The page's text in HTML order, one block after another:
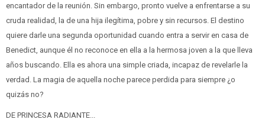
encantador de la reunión. Sin embargo, pronto vuelve a enfrentarse a su
cruda realidad, la de una hija ilegítima, pobre y sin recursos. El destino
quiere darle una segunda oportunidad cuando entra a servir en casa de
Benedict, aunque él no reconoce en ella a la hermosa joven a la que lleva
años buscando. Ella es ahora una simple criada, incapaz de revelarle la
verdad. La magia de aquella noche parece perdida para siempre ¿o
quizás no?
DE PRINCESA RADIANTE...